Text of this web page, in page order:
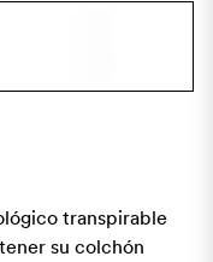
transpirable
su colchón